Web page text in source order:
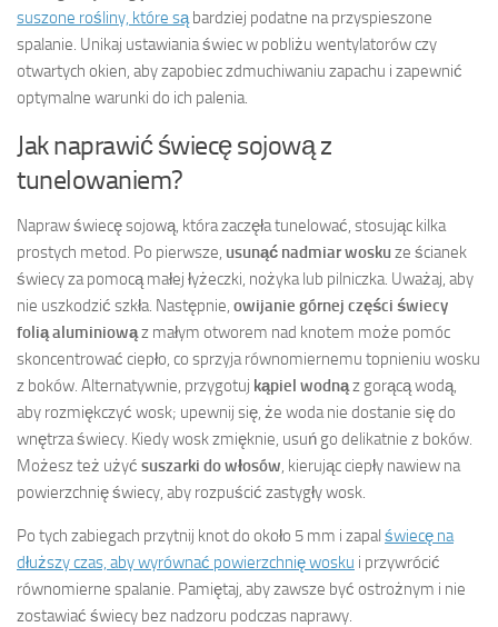
suszone rośliny, które są bardziej podatne na przyspieszone
spalanie. Unikaj ustawiania świec w pobliżu wentylatorów czy
otwartych okien, aby zapobiec zdmuchiwaniu zapachu i zapewnić
optymalne warunki do ich palenia.
Jak naprawić świecę sojową z
tunelowaniem?
Napraw świecę sojową, która zaczęła tunelować, stosując kilka
prostych metod. Po pierwsze, usunąć nadmiar woskuze ścianek
świecy za pomocą małej łyżeczki, nożyka lub pilniczka. Uważaj, aby
nie uszkodzić szkła. Następnie, owijanie górnej części świecy
folią aluminiowąz małym otworem nad knotem może pomóc
skoncentrować ciepło, co sprzyja równomiernemu topnieniu wosku
z boków. Alternatywnie, przygotuj kąpiel wodnąz gorącą wodą,
aby rozmiękczyć wosk; upewnij się, że woda nie dostanie się do
wnętrza świecy. Kiedy wosk zmięknie, usuń go delikatnie z boków.
Możesz też użyć suszarki do włosów , kierując ciepły nawiew na
powierzchnię świecy, aby rozpuścić zastygły wosk.
Po tych zabiegach przytnij knot do około 5 mm i zapal świecę na
dłuższy czas, aby wyrównać powierzchnię wosku i przywrócić
równomierne spalanie. Pamiętaj, aby zawsze być ostrożnym i nie
zostawiać świecy bez nadzoru podczas naprawy.